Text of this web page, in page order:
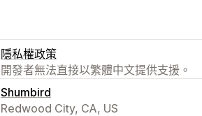
隱私權政策
開發者無法直接以繁體中文提供支援。
Shumbird
Redwood City, CA, US